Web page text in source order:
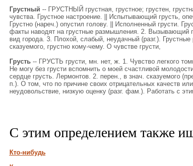
Грустный -- ГРУСТНЫЙ грустная, грустное; грустен,
чувства. Грустное настроение. || Испытывающий грусть,
Грустно (нареч.) опустил голову. || Исполненный грусти.
факты наводят на грустные размышления. 2. Вызывающий
вид города. 3. Плохой, слабый, неудачный (разг.).
сказуемого, грустно кому-чему. О чувстве грусти,
Грусть-- ГРУСТЬ грусти, мн. нет, ж. 1. Чувство легкого
Не могу без грусти вспомнить о моей счастливой
сердце грусть. Лермонтов. 2. перен., в знач. сказуемого
п.). О том, что по причине своих отрицательных качеств
неудовольствие, низкую оценку (разг. фам.). Работать с
С этим определением также
Кто-нибудь